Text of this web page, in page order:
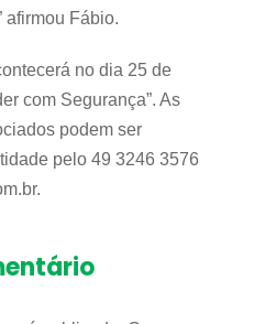
afirmou Fábio.
no dia 25 de
com Segurança”. As
podem ser
pelo 49 3246 3576